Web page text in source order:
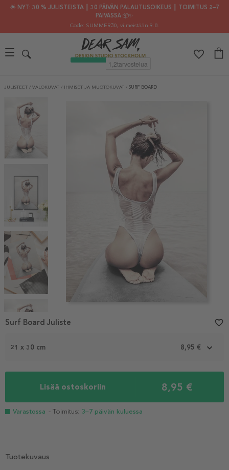
🌟 NYT: 30 % JULISTEISTA ┃ 30 PÄIVÄN PALAUTUSOIKEUS ┃ TOIMITUS 2–7
PÄIVÄSSÄ 📦✨
Code: SUMMER30, viimeistään 9.8.
JULISTEET / VALOKUVAT / IHMISET JA MUOTOKUVAT / SURF BOARD
1
21 x 30 cm 8,95 €
Lisää ostoskoriin 8,95 €
Varastossa - Toimitus: 3–7 päivän kuluessa
Surf Board Juliste favorite_border
Tuotekuvaus